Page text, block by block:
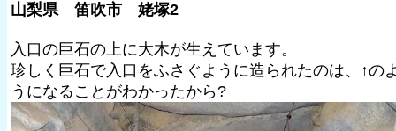
山梨県 笛吹市 姥塚2
入口の巨石の上に大木が生えています。
珍しく巨石で入口をふさぐように造られたのは、↑の
うになることがわかったから?